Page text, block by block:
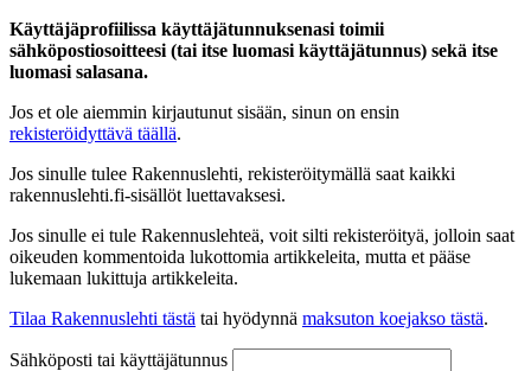
Käyttäjäprofiilissa käyttäjätunnuksenasi toimii
sähköpostiosoitteesi (tai itse luomasi käyttäjätunnus) sekä itse
luomasi salasana.
Jos et ole aiemmin kirjautunut sisään, sinun on ensin
rekisteröidyttävä täällä.
Jos sinulle tulee Rakennuslehti, rekisteröitymällä saat kaikki
rakennuslehti.fi-sisällöt luettavaksesi.
Jos sinulle ei tule Rakennuslehteä, voit silti rekisteröityä, jolloin saat
oikeuden kommentoida lukottomia artikkeleita, mutta et pääse
lukemaan lukittuja artikkeleita.
Tilaa Rakennuslehti tästä tai hyödynnä maksuton koejakso tästä.
Sähköposti tai käyttäjätunnus